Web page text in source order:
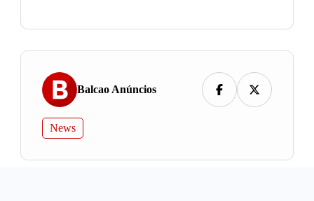
Balcao Anúncios
News